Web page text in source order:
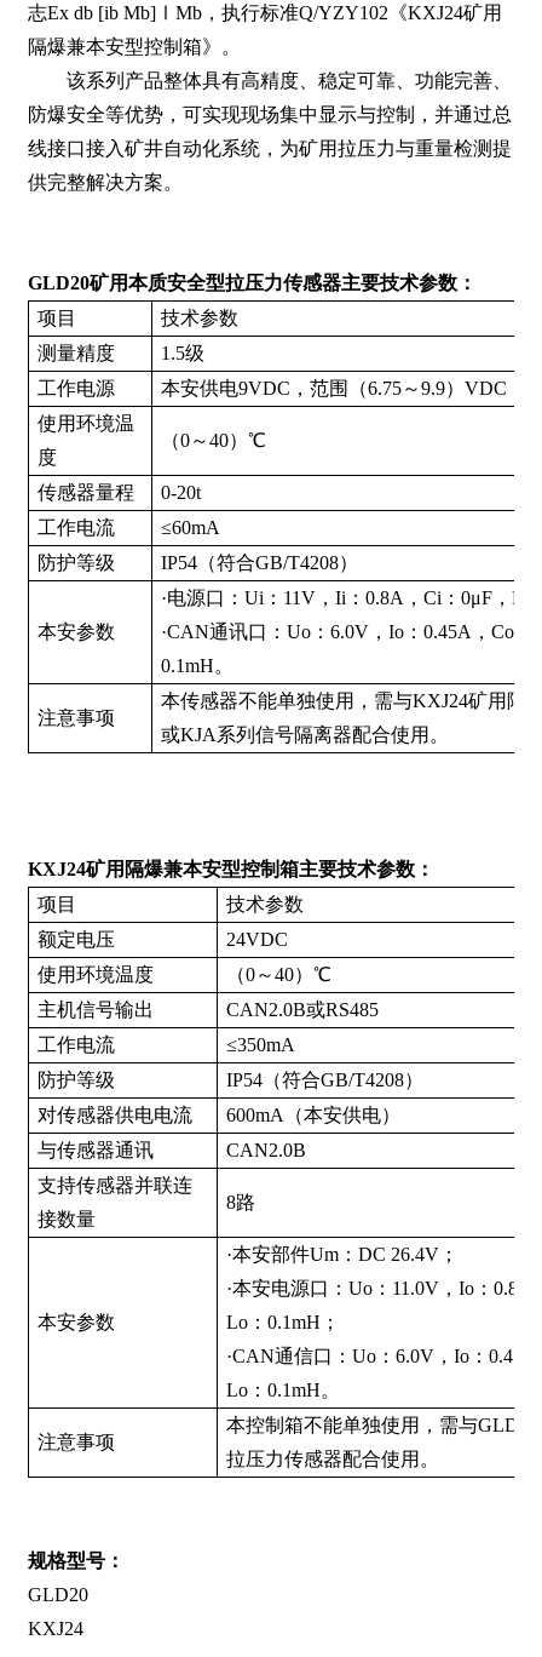
志Ex db [ib Mb]ⅠMb，执行标准Q/YZY102《KXJ24矿用
隔爆兼本安型控制箱》。
该系列产品整体具有高精度、稳定可靠、功能完善、
防爆安全等优势，可实现现场集中显示与控制，并通过总
线接口接入矿井自动化系统，为矿用拉压力与重量检测提
供完整解决方案。
GLD20矿用本质安全型拉压力传感器主要技术参数：
项目
技术参数
测量精度
1.5级
工作电源
本安供电9VDC，范围（6.75～9.9）VDC
使用环境温
度
（0～40）℃
传感器量程
0-20t
工作电流
≤60mA
防护等级
IP54（符合GB/T4208）
本安参数
·电源口：Ui：11V，Ii：0.8A，Ci：0μF，Li
·CAN通讯口：Uo：6.0V，Io：0.45A，Co：
0.1mH。
注意事项
本传感器不能单独使用，需与KXJ24矿用隔
或KJA系列信号隔离器配合使用。
KXJ24矿用隔爆兼本安型控制箱主要技术参数：
项目
技术参数
额定电压
24VDC
使用环境温度
（0～40）℃
主机信号输出
CAN2.0B或RS485
工作电流
≤350mA
防护等级
IP54（符合GB/T4208）
对传感器供电电流
600mA（本安供电）
与传感器通讯
CAN2.0B
支持传感器并联连
接数量
8路
本安参数
·本安部件Um：DC 26.4V；
·本安电源口：Uo：11.0V，Io：0.8A
Lo：0.1mH；
·CAN通信口：Uo：6.0V，Io：
Lo：0.1mH。
注意事项
本控制箱不能单独使用，需与
拉压力传感器配合使用。
规格型号：
GLD20
KXJ24